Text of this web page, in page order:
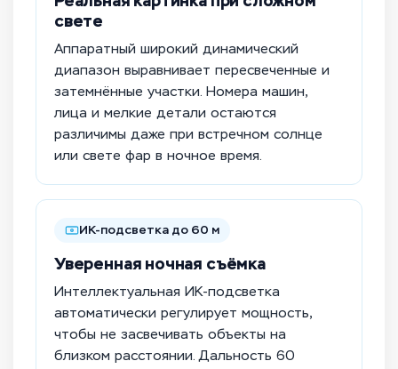
свете
Аппаратный широкий динамический
диапазон выравнивает пересвеченные и
затемнённые участки. Номера машин,
лица и мелкие детали остаются
различимы даже при встречном солнце
или свете фар в ночное время.
ИК-подсветка до 60 м
Уверенная ночная съёмка
Интеллектуальная ИК-подсветка
автоматически регулирует мощность,
чтобы не засвечивать объекты на
близком расстоянии. Дальность 60